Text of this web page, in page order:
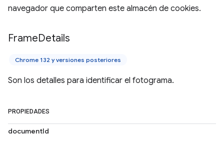
navegador que comparten este almacén de cookies.
FrameDetails
Chrome 132 y versiones posteriores
Son los detalles para identificar el fotograma.
PROPIEDADES
documentId